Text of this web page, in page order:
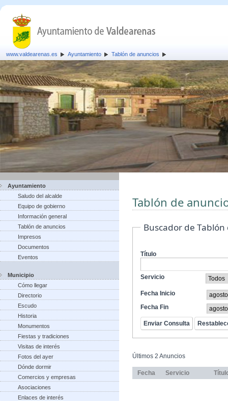
www.valdearenas.es Ayuntamiento Tablón de anuncios
Ayuntamiento
Saludo del alcalde
Equipo de gobierno
Información general
Tablón de anuncios
Impresos
Documentos
Eventos
Municipio
Cómo llegar
Directorio
Escudo
Historia
Monumentos
Fiestas y tradiciones
Visitas de interés
Fotos del ayer
Dónde dormir
Comercios y empresas
Asociaciones
Enlaces de interés
Tablón de
Buscador de
Título
Servicio
Fecha Inicio
Fecha Fin
Últimos 2 Anuncios
Fecha Servicio